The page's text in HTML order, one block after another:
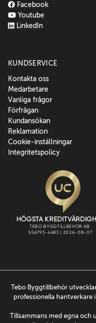
Facebook
Youtube
LinkedIn
KUNDSERVICE
Kontakta oss
Medarbetare
Vanliga frågor
Förfrågan
Kundansökan
Reklamation
Cookie-inställningar
Integritetspolicy
Tebo Byggtillbehör
professionella
Tillsammans med egna och